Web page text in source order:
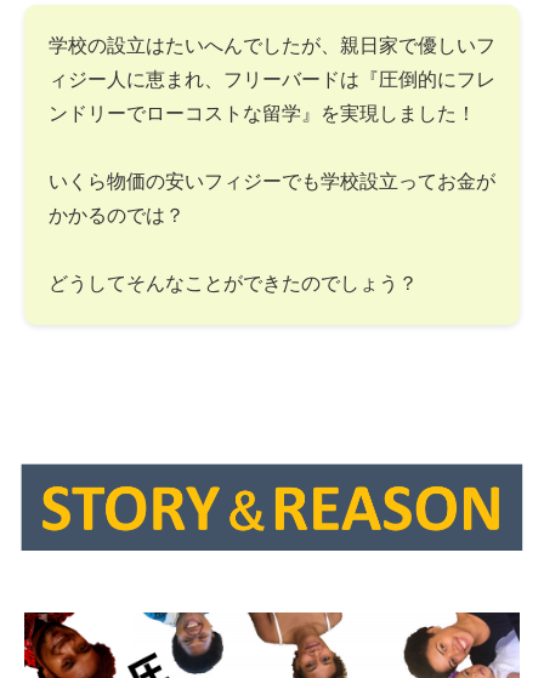
学校の設立はたいへんでしたが、親日家で優しいフ
ィジー人に恵まれ、フリーバードは『圧倒的にフレ
ンドリーでローコストな留学』を実現しました！
いくら物価の安いフィジーでも学校設立ってお金が
かかるのでは？
どうしてそんなことができたのでしょう？